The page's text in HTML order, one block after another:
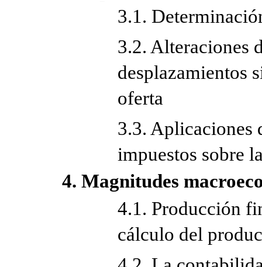
3.1.
3.2. Alteraciones
desplazamientos
oferta
3.3. Aplicaciones
impuestos sobre
4. Magnitudes
4.1. Producción
cálculo del